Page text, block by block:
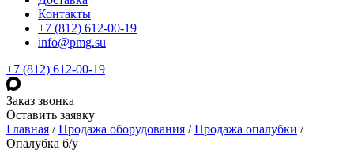
Контакты
+7 (812) 612-00-19
info@pmg.su
+7 (812) 612-00-19
Заказ звонка
Оставить заявку
Главная /Продажа оборудования /Продажа опалубки /
Опалубка б/у